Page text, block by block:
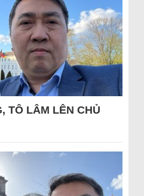
TÔ LÂM LÊN CHỦ